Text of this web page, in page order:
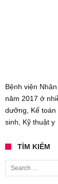
Bệnh viện
năm 2017 ở
dưỡng, Kế toán
sinh, Kỹ thuật y
TÌM KIẾM
Search for: